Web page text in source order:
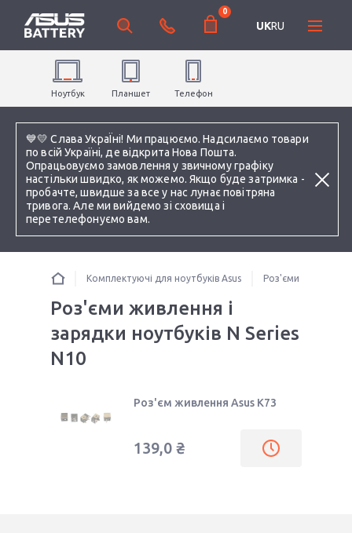
💙💛 Слава УкраЇні! Ми працюємо. Надсилаємо товари
по всій Україні, де відкрита Нова Пошта.
Опрацьовуємо замовлення у звичному графіку
настільки швидко, як можемо. Якщо буде затримка -
пробачте, швидше за все у нас лунає повітряна
тривога. Але ми вийдемо зі сховища і
перетелефонуємо вам.
0
UKRU
Ноутбук Планшет Телефон
Комплектуючі для ноутбуків Asus Роз'єми живлення
Роз'єми живлення і
зарядки ноутбуків N Series
N10
Роз'єм живлення Asus K73
139,0 ₴